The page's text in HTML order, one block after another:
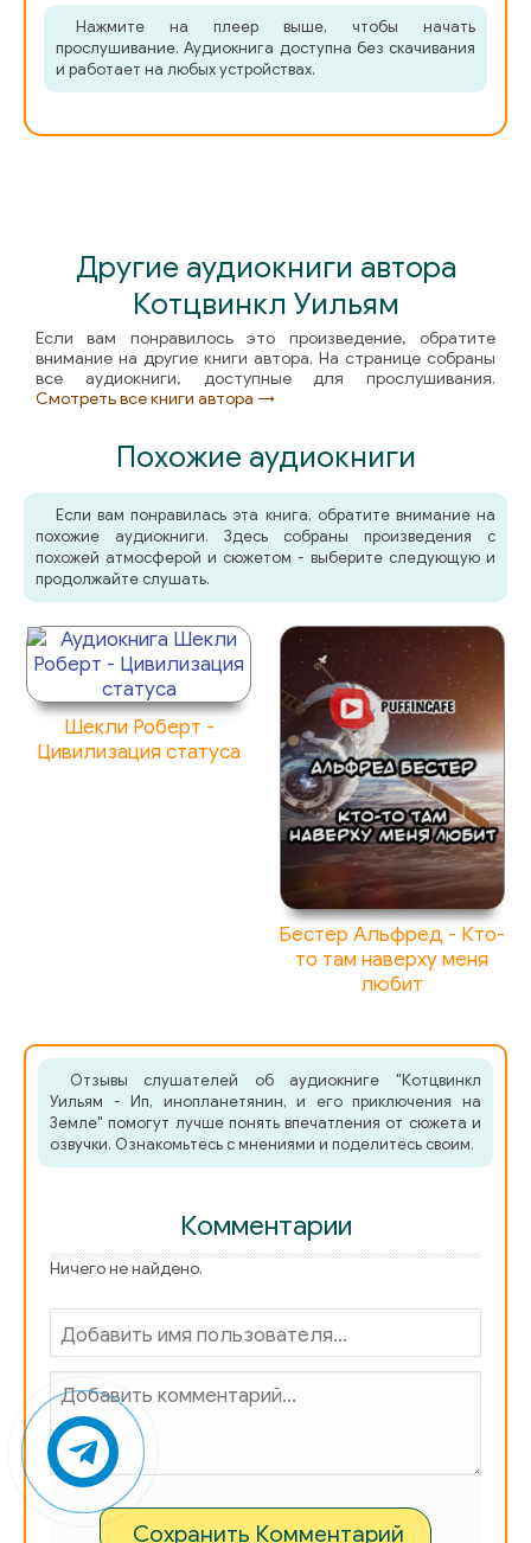
Нажмите на плеер выше, чтобы начать
прослушивание. Аудиокнига доступна без скачивания
и работает на любых устройствах.
Другие аудиокниги автора
Котцвинкл Уильям
Если вам понравилось это произведение, обратите
внимание на другие книги автора. На странице собраны
все аудиокниги, доступные для прослушивания.
Смотреть все книги автора →
Похожие аудиокниги
Если вам понравилась эта книга, обратите внимание на
похожие аудиокниги. Здесь собраны произведения с
похожей атмосферой и сюжетом - выберите следующую и
продолжайте слушать.
Шекли Роберт -
Цивилизация статуса
Бестер Альфред - Кто-
то там наверху меня
любит
Отзывы слушателей об аудиокниге "Котцвинкл
Уильям - Ип, инопланетянин, и его приключения на
Земле" помогут лучше понять впечатления от сюжета и
озвучки. Ознакомьтесь с мнениями и поделитесь своим.
Комментарии
Ничего не найдено.
Сохранить Комментарий